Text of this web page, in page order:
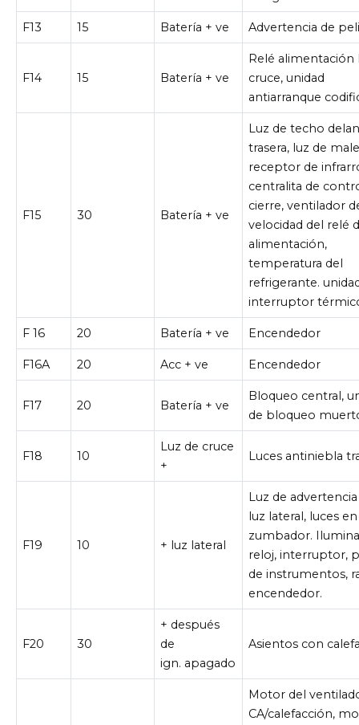
F13 15 Batería + ve Advertencia de
F14 15 Batería + ve
Relé alimentación
cruce, unidad
antiarranque
F15 30 Batería + ve
Luz de techo
trasera, luz de
receptor de
centralita de
cierre, ventilador
velocidad del relé
alimentación,
temperatura del
refrigerante.
interruptor
F 16 20 Batería + ve Encendedor
F16A 20 Acc + ve Encendedor
F17 20 Batería + ve
Bloqueo central,
de bloqueo
F18 10
Luz de cruce
+
Luces antiniebla
F19 10 + luz lateral
Luz de
luz lateral, luces
zumbador.
reloj, interruptor,
de instrumentos,
encendedor.
F20 30
+ después
de
ign. apagado
Asientos con
Motor del
CA/calefacción,